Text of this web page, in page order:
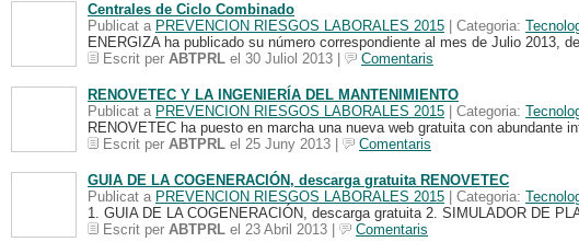
Centrales de Ciclo Combinado
Publicat a PREVENCION RIESGOS LABORALES 2015 | Categoria:
ENERGIZA ha publicado su número correspondiente al mes de Julio 2013,
Escrit per ABTPRL el 30 Juliol 2013 | Comentaris
RENOVETEC Y LA INGENIERÍA DEL MANTENIMIENTO
Publicat a PREVENCION RIESGOS LABORALES 2015 | Categoria:
RENOVETEC ha puesto en marcha una nueva web gratuita con abundante
Escrit per ABTPRL el 25 Juny 2013 | Comentaris
GUIA DE LA COGENERACIÓN, descarga gratuita RENOVETEC
Publicat a PREVENCION RIESGOS LABORALES 2015 | Categoria:
1. GUIA DE LA COGENERACIÓN, descarga gratuita 2. SIMULADOR DE
Escrit per ABTPRL el 23 Abril 2013 | Comentaris